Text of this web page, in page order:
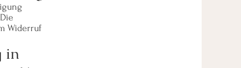
Widerruf
in